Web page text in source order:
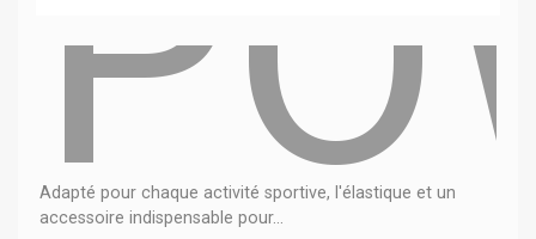
Adapté pour chaque activité sportive, l'élastique et un
accessoire indispensable pour...